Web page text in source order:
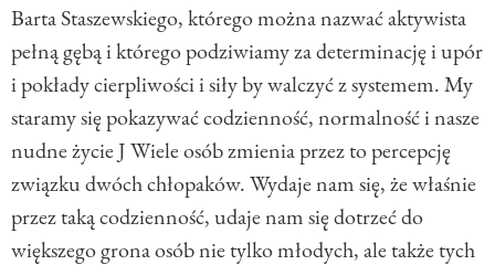
Barta Staszewskiego, którego można nazwać aktywista
pełną gębą i którego podziwiamy za determinację i upór
i pokłady cierpliwości i siły by walczyć z systemem. My
staramy się pokazywać codzienność, normalność i nasze
nudne życie J Wiele osób zmienia przez to percepcję
związku dwóch chłopaków. Wydaje nam się, że właśnie
przez taką codzienność, udaje nam się dotrzeć do
większego grona osób nie tylko młodych, ale także tych